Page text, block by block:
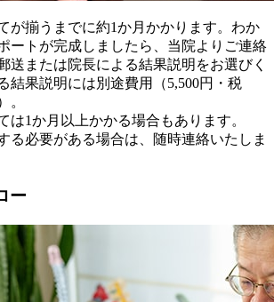
が揃うまでに約1か月かかります。わか
ートが完成しましたら、当院よりご連絡
送または院長による結果説明をお選びく
結果説明には別途費用（5,500円・税
。
は1か月以上かかる場合もあります。
る必要がある場合は、随時連絡いたしま
ー